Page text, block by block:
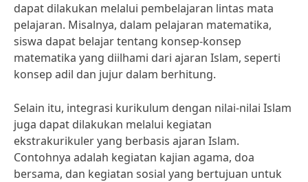
dapat dilakukan melalui pembelajaran lintas mata
pelajaran. Misalnya, dalam pelajaran matematika,
siswa dapat belajar tentang konsep-konsep
matematika yang diilhami dari ajaran Islam, seperti
konsep adil dan jujur dalam berhitung.
Selain itu, integrasi kurikulum dengan nilai-nilai Islam
juga dapat dilakukan melalui kegiatan
ekstrakurikuler yang berbasis ajaran Islam.
Contohnya adalah kegiatan kajian agama, doa
bersama, dan kegiatan sosial yang bertujuan untuk